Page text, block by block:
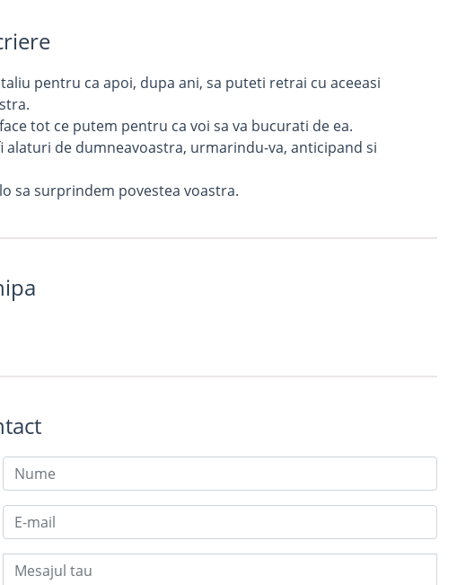
pentru ca apoi, dupa ani, sa puteti retrai cu aceeasi
tot ce putem pentru ca voi sa va bucurati de ea.
de dumneavoastra, urmarindu-va, anticipand si
sa surprindem povestea voastra.